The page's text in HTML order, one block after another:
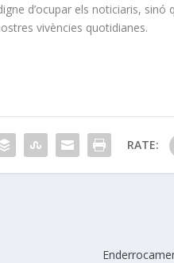
d’ocupar els noticiaris, sinó
vivències quotidianes.
RATE: